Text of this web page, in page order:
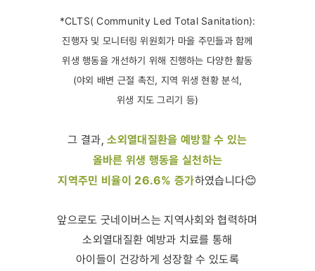
*CLTS( Community Led Total Sanitation):
진행자 및 모니터링 위원회가 마을 주민들과 함께
위생 행동을 개선하기 위해 진행하는 다양한 활동
(야외 배변 근절 촉진, 지역 위생 현황 분석,
위생 지도 그리기 등)
그 결과,소외열대질환을 예방할 수 있는
올바른 위생 행동을 실천하는
지역주민 비율이 26.6% 증가하였습니다😊
앞으로도 굿네이버스는 지역사회와 협력하며
소외열대질환 예방과 치료를 통해
아이들이 건강하게 성장할 수 있도록